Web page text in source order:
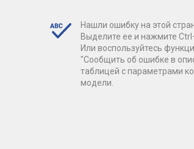
Нашли ошибку на этой
Выделите ее и нажмите
Или воспользуйтесь
"Сообщить об ошибке в
таблицей с параметрами
модели.